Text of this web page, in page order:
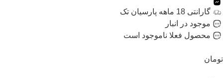
گارانتی 18 ماهه پارسیان تک
موجود در انبار
محصول فعلا ناموجود است
تومان